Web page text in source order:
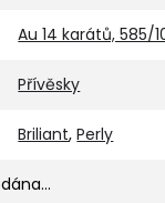
Au 14 karátů, 585/
Přívěsky
Briliant,Perly